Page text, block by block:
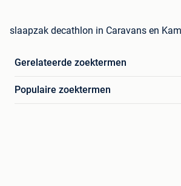
slaapzak decathlon in Caravans en
Gerelateerde zoektermen
Populaire zoektermen